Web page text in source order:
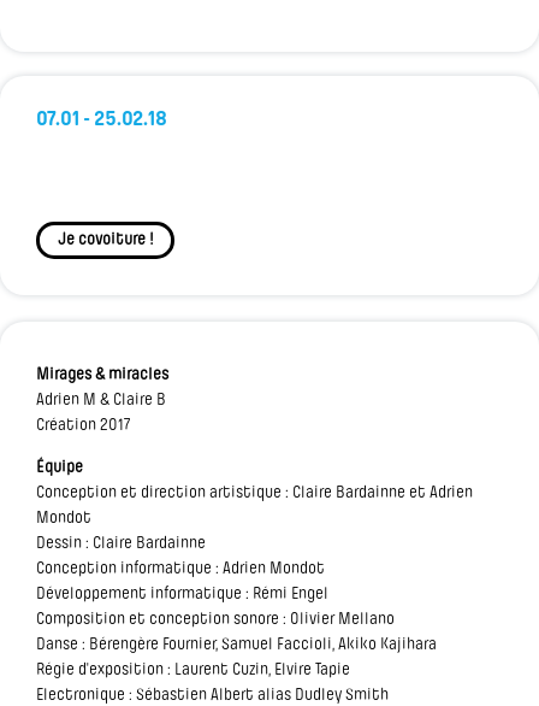
07.01 - 25.02.18
Je covoiture !
Mirages & miracles
Adrien M & Claire B
Création 2017
Équipe
Conception et direction artistique : Claire Bardainne et Adrien
Mondot
Dessin : Claire Bardainne
Conception informatique : Adrien Mondot
Développement informatique : Rémi Engel
Composition et conception sonore : Olivier Mellano
Danse : Bérengère Fournier, Samuel Faccioli, Akiko Kajihara
Régie d'exposition : Laurent Cuzin, Elvire Tapie
Electronique : Sébastien Albert alias Dudley Smith